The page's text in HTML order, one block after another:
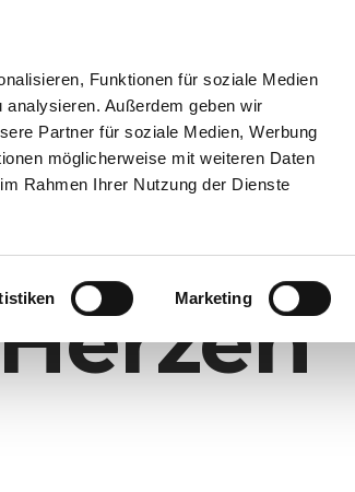
Funktionen für soziale Medien
Außerdem geben wir
Partner für soziale Medien, Werbung
möglicherweise mit weiteren Daten
Rahmen Ihrer Nutzung der Dienste
Marketing